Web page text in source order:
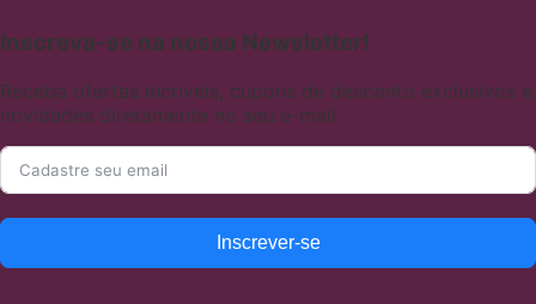
Inscreva-se na nossa Newsletter!
Receba ofertas incríveis, cupons de desconto exclusivos e
novidades diretamente no seu e-mail.
Inscrever-se